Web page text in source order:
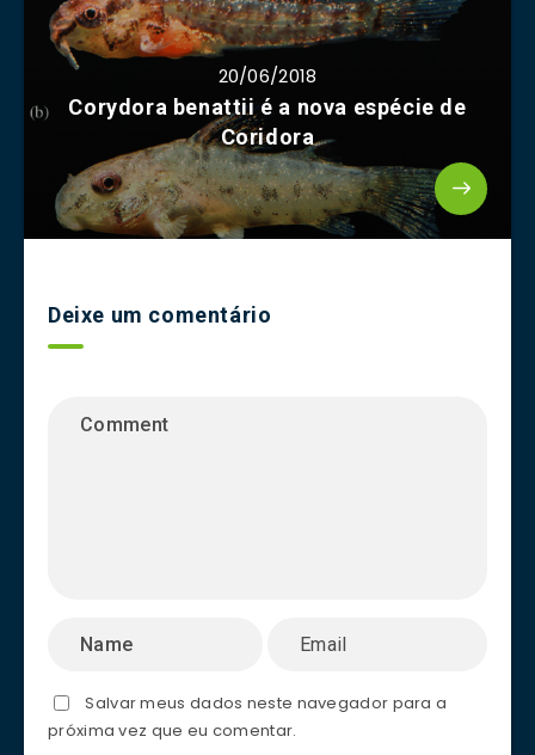
20/06/2018
Corydora benattii é a nova espécie de
Coridora
Deixe um comentário
Salvar meus dados neste navegador para a
próxima vez que eu comentar.